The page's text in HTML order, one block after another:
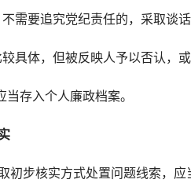
要追究党纪责任的，采取谈话
体，但被反映人予以否认，或
存入个人廉政档案。
初步核实方式处置问题线索，